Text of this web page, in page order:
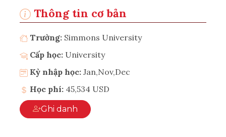
Thông tin cơ bản
Trường: Simmons University
Cấp học: University
Kỳ nhập học: Jan,Nov,Dec
Học phí: 45,534 USD
Ghi danh